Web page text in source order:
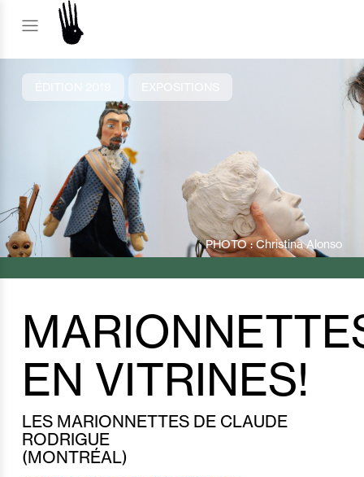
ÉDITION 2019 EXPOSITIONS
PHOTO : Christina Alonso
EN VITRINES!
LES MARIONNETTES DE CLAUDE
RODRIGUE
(MONTRÉAL)